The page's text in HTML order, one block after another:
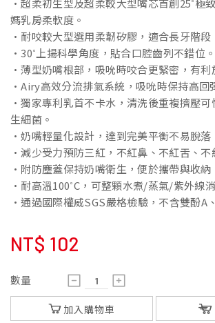
•超柔初生型及超柔較大型嘴芯首創25˚極
媽乳房柔軟度。
•耐咬較大型選用柔韌矽膠，適合長牙階段
•30˚上揚科學角度，貼合口腔齒列不錯位。
•薄型奶嘴根部，吸吮時咬合更緊密，有利
•Airy高效分流排氣系統，吸吮時保持高回
•獨家專利乳首不卡水，清洗後重複擠壓
生細菌。
•奶嘴輕量化設計，達到完美平衡不易脫落
•減少受力預防三紅，不紅鼻、不紅舌、不
•附防塵蓋保持奶嘴衛生，便於攜帶與收納
•耐高溫100˚C，可整顆水煮/蒸氣/紫外線消
•通過國際權威SGS嚴格檢驗，不含雙酚A
NT$ 102
數量
加入購物車